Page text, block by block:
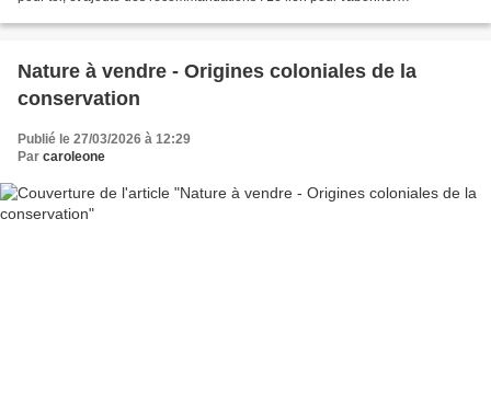
Nature à vendre - Origines coloniales de la
conservation
Publié le 27/03/2026 à 12:29
Par caroleone